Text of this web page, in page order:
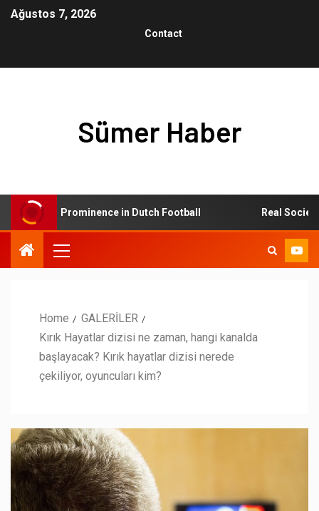
Ağustos 7, 2026
Contact
Sümer Haber
to Prominence in Dutch Football Real
Home
GALERİLER
Kırık Hayatlar dizisi ne zaman, hangi kanalda
başlayacak? Kırık hayatlar dizisi nerede
çekiliyor, oyuncuları kim?